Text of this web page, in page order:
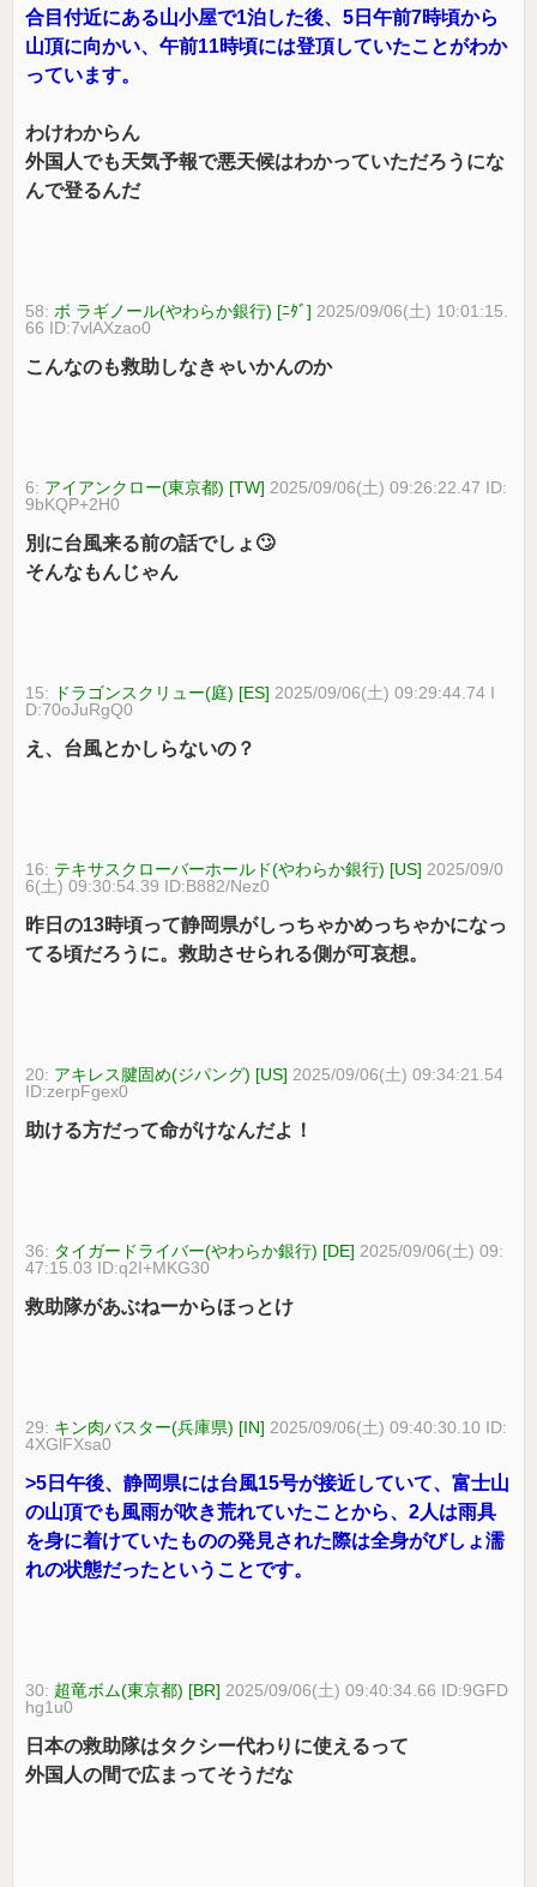
合目付近にある山小屋で1泊した後、5日午前7時頃から
山頂に向かい、午前11時頃には登頂していたことがわか
っています。
わけわからん
外国人でも天気予報で悪天候はわかっていただろうにな
んで登るんだ
58: ボ ラギノール(やわらか銀行) [ﾆﾀﾞ] 2025/09/06(土) 10:01:15.
66 ID:7vlAXzao0
こんなのも救助しなきゃいかんのか
6: アイアンクロー(東京都) [TW] 2025/09/06(土) 09:26:22.47 ID:
9bKQP+2H0
別に台風来る前の話でしょ🙄
そんなもんじゃん
15: ドラゴンスクリュー(庭) [ES] 2025/09/06(土) 09:29:44.74 I
D:70oJuRgQ0
え、台風とかしらないの？
16: テキサスクローバーホールド(やわらか銀行) [US] 2025/09/0
6(土) 09:30:54.39 ID:B882/Nez0
昨日の13時頃って静岡県がしっちゃかめっちゃかになっ
てる頃だろうに。救助させられる側が可哀想。
20: アキレス腱固め(ジパング) [US] 2025/09/06(土) 09:34:21.54
ID:zerpFgex0
助ける方だって命がけなんだよ！
36: タイガードライバー(やわらか銀行) [DE] 2025/09/06(土) 09:
47:15.03 ID:q2I+MKG30
救助隊があぶねーからほっとけ
29: キン肉バスター(兵庫県) [IN] 2025/09/06(土) 09:40:30.10 ID:
4XGlFXsa0
>5日午後、静岡県には台風15号が接近していて、富士山
の山頂でも風雨が吹き荒れていたことから、2人は雨具
を身に着けていたものの発見された際は全身がびしょ濡
れの状態だったということです。
30: 超竜ボム(東京都) [BR] 2025/09/06(土) 09:40:34.66 ID:9GFD
hg1u0
日本の救助隊はタクシー代わりに使えるって
外国人の間で広まってそうだな